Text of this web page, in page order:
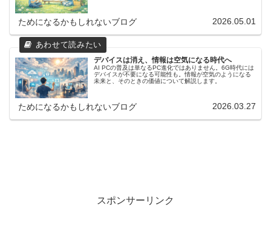
ためになるかもしれないブログ 2026.05.01
デバイスは消え、情報は空気になる時代へ
AI PCの普及は単なるPC進化ではありません。6G時代には
デバイスが不要になる可能性も。情報が空気のようになる
未来と、そのときの価値について解説します。
ためになるかもしれないブログ 2026.03.27
スポンサーリンク